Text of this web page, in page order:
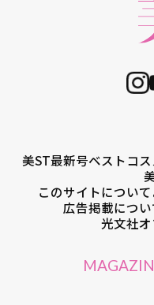
美ST最新号ベストコス
このサイトについて
広告掲載につい
光文社